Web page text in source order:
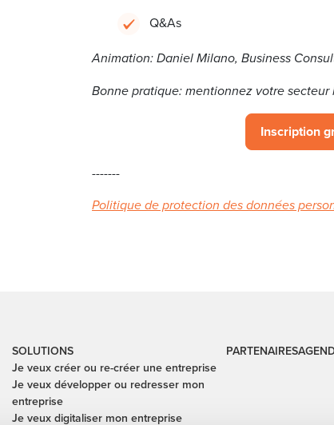
Q&As
Animation: Daniel Milano, Business
Bonne pratique: mentionnez votre secteur
Inscription
-------
Politique de protection des données
SOLUTIONS
Je veux créer ou re-créer une entreprise
Je veux développer ou redresser mon
entreprise
Je veux digitaliser mon entreprise
PARTENAIRES